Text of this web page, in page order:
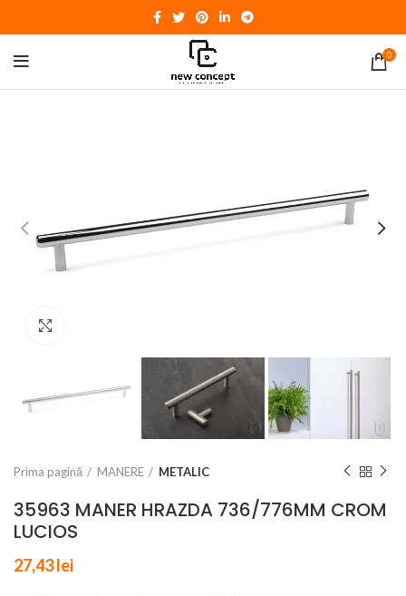
0
Prima pagină MANERE METALIC
35963 MANER HRAZDA 736/776MM CROM
LUCIOS
27,43lei